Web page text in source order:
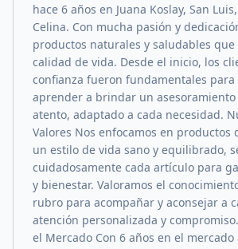
hace 6 años en Juana Koslay, San
Celina. Con mucha pasión y
productos naturales y saludables
calidad de vida. Desde el inicio, los
confianza fueron fundamentales para
aprender a brindar un
atento, adaptado a cada necesidad.
Valores Nos enfocamos en productos
un estilo de vida sano y equilibrado,
cuidadosamente cada artículo para
y bienestar. Valoramos el
rubro para acompañar y aconsejar a
atención personalizada y
el Mercado Con 6 años en el